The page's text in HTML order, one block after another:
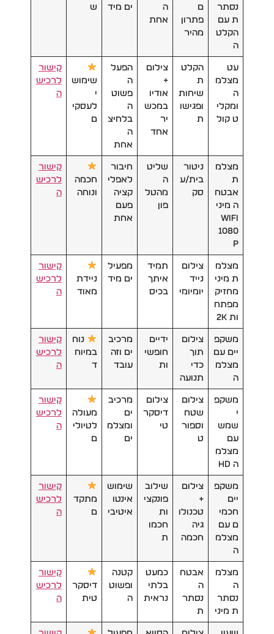
נסתר
ת עם
הקלט
ה
ם
פתרון
מהיר
ה
אחת
ים מיד
ש
עט
מצלמ
ה
ומקלי
ט קול
הקלט
ת
שיחות
ופגישו
ת
צילום
+
אודיו
במכש
יר
אחד
הפעל
ה
פשוט
ה
בלחיצ
ה
אחת
שימוש
י
לעסקי
ם
קישור
לרכיש
ה
מצלמ
ת
אבטח
ה מיני
WiFi
1080
P
ניטור
בית/ע
סק
שליט
ה
מהטל
פון
חיבור
לאפלי
קציה
פעם
אחת
חכמה
ונוחה
קישור
לרכיש
ה
מצלמ
ת מיני
מחזיק
מפתח
ות 2K
צילום
נייד
יומיומי
תמיד
איתך
בכיס
מפעיל
ים מיד
ניידת
מאוד
קישור
לרכיש
ה
משקפ
יים עם
מצלמ
ה
צילום
תוך
כדי
תנועה
ידיים
חופשי
ות
מרכיב
ים וזה
עובד
נוח
במיוח
ד
קישור
לרכיש
ה
משקפ
י
שמש
עם
מצלמ
ה HD
צילום
שטח
וספור
ט
צילום
דיסקר
טי
מרכיב
ים
ומצלמ
ים
מעולה
לטיולי
ם
קישור
לרכיש
ה
משקפ
יים
חכמי
ם עם
מצלמ
ה
צילום
+
טכנולו
גיה
חכמה
שילוב
פונקצי
ות
חכמו
ת
שימוש
אינטו
איטיבי
מתקד
ם
קישור
לרכיש
ה
מצלמ
ה
נסתר
ת מיני
אבטח
ה
נסתר
ת
כמעט
בלתי
נראית
קטנה
ופשוט
ה
דיסקר
טית
קישור
לרכיש
ה